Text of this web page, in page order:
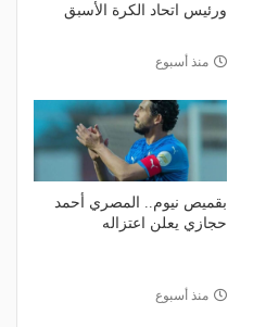
ورئيس اتحاد الكرة الأسبق
منذ أسبوع
بقميص نيوم.. المصري أحمد
حجازي يعلن اعتزاله
منذ أسبوع